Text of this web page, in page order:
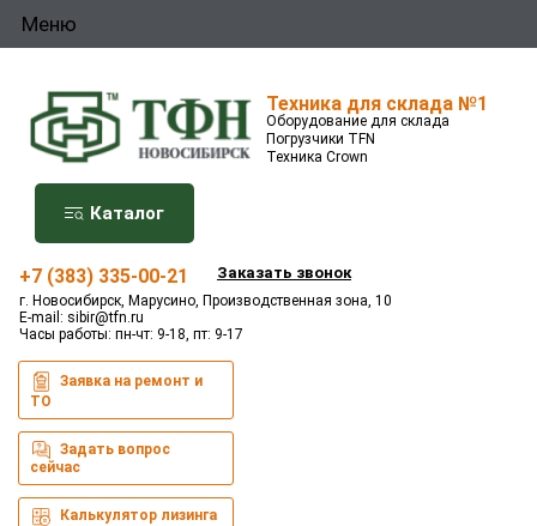
Меню
Техника для склада №1
Оборудование для склада
Погрузчики TFN
Техника Crown
Каталог
+7 (383) 335-00-21 Заказать звонок
г. Новосибирск, Марусино, Производственная зона, 10
E-mail: sibir@tfn.ru
Часы работы: пн-чт: 9-18, пт: 9-17
Заявка на ремонт и
ТО
Задать вопрос
сейчас
Калькулятор лизинга